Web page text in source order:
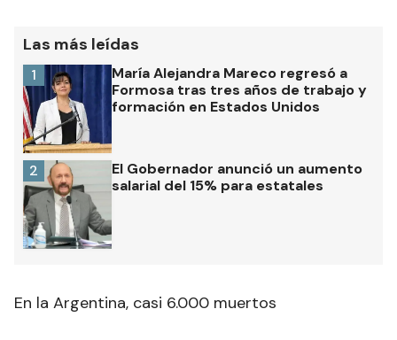
Las más leídas
María Alejandra Mareco regresó a
Formosa tras tres años de trabajo y
formación en Estados Unidos
1
El Gobernador anunció un aumento
salarial del 15% para estatales
2
En la Argentina, casi 6.000 muertos